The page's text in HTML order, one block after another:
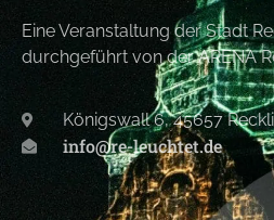
Eine Veranstaltung der Stadt
durchgeführt von der ARENA
Königswall 6, 45657
info@re-leuchtet.de